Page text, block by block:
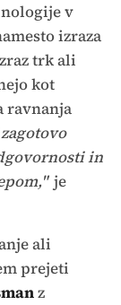
v
izraza
trk ali
kot
ravnanja
in
je
ali
prejeti
z